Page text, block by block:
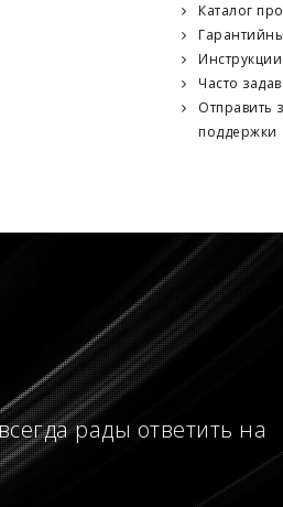
Каталог
Часто
Отправить
поддержки
рады ответить на